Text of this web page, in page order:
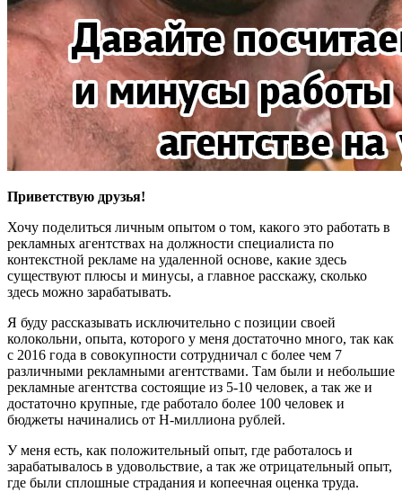
Приветствую друзья!
Хочу поделиться личным опытом о том, какого это работать в
рекламных агентствах на должности специалиста по
контекстной рекламе на удаленной основе, какие здесь
существуют плюсы и минусы, а главное расскажу, сколько
здесь можно зарабатывать.
Я буду рассказывать исключительно с позиции своей
колокольни, опыта, которого у меня достаточно много, так как
с 2016 года в совокупности сотрудничал с более чем 7
различными рекламными агентствами. Там были и небольшие
рекламные агентства состоящие из 5-10 человек, а так же и
достаточно крупные, где работало более 100 человек и
бюджеты начинались от Н-миллиона рублей.
У меня есть, как положительный опыт, где работалось и
зарабатывалось в удовольствие, а так же отрицательный опыт,
где были сплошные страдания и копеечная оценка труда.